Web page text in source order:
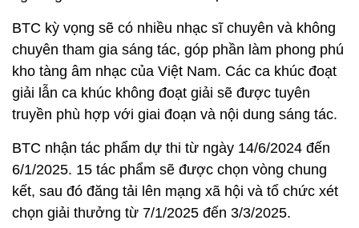
BTC kỳ vọng sẽ có nhiều nhạc sĩ chuyên và không
chuyên tham gia sáng tác, góp phần làm phong phú
kho tàng âm nhạc của Việt Nam. Các ca khúc đoạt
giải lẫn ca khúc không đoạt giải sẽ được tuyên
truyền phù hợp với giai đoạn và nội dung sáng tác.
BTC nhận tác phẩm dự thi từ ngày 14/6/2024 đến
6/1/2025. 15 tác phẩm sẽ được chọn vòng chung
kết, sau đó đăng tải lên mạng xã hội và tổ chức xét
chọn giải thưởng từ 7/1/2025 đến 3/3/2025.